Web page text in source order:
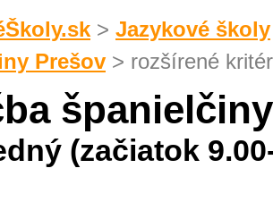
> Jazykové školy
Prešov > rozšírené
(začiatok